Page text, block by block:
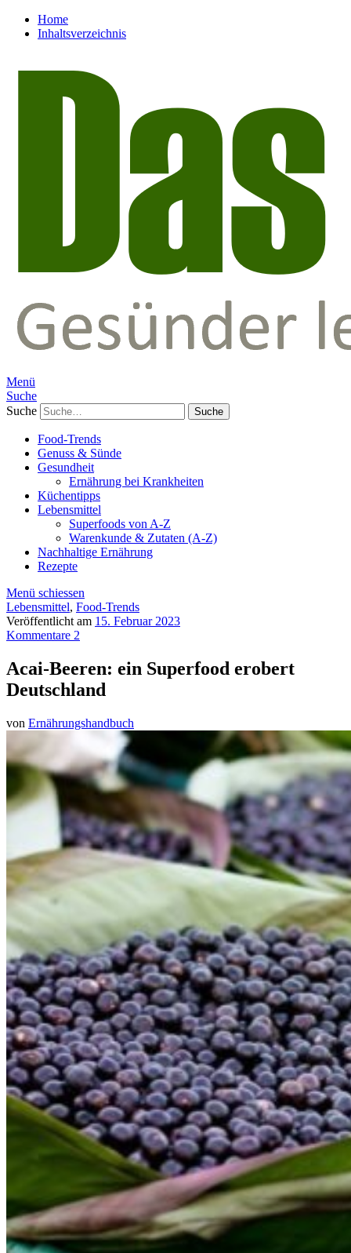
Home
Inhaltsverzeichnis
Menü
Suche
Suche
Food-Trends
Genuss & Sünde
Gesundheit
Ernährung bei Krankheiten
Küchentipps
Lebensmittel
Superfoods von A-Z
Warenkunde & Zutaten (A-Z)
Nachhaltige Ernährung
Rezepte
Menü schiessen
Lebensmittel, Food-Trends
Veröffentlicht am 15. Februar 2023
Kommentare 2
Acai-Beeren: ein Superfood erobert
Deutschland
von Ernährungshandbuch